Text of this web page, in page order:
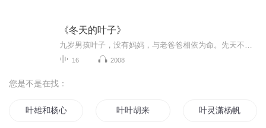
《冬天的叶子》
16 2008
您是不是在找：
叶雄和杨心怡 叶叶胡来 叶灵潇杨帆